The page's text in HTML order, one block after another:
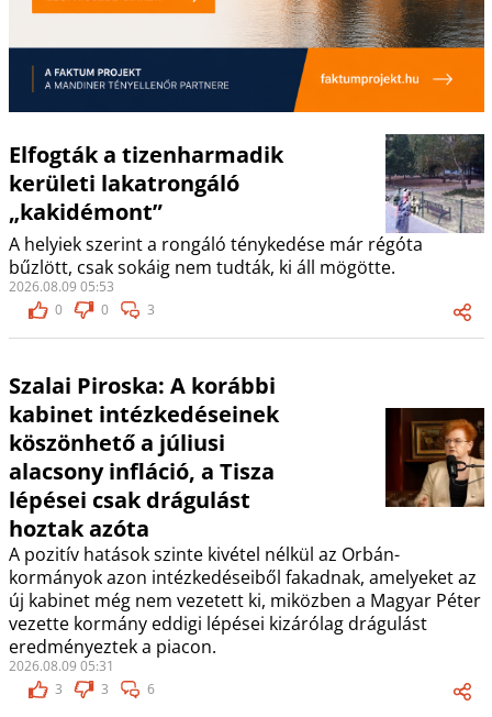
Elfogták a tizenharmadik
kerületi lakatrongáló
„kakidémont”
A helyiek szerint a rongáló ténykedése már régóta
bűzlött, csak sokáig nem tudták, ki áll mögötte.
2026.08.09 05:53
0
0 3
Szalai Piroska: A korábbi
kabinet intézkedéseinek
köszönhető a júliusi
alacsony infláció, a Tisza
lépései csak drágulást
hoztak azóta
A pozitív hatások szinte kivétel nélkül az Orbán-
kormányok azon intézkedéseiből fakadnak, amelyeket az
új kabinet még nem vezetett ki, miközben a Magyar Péter
vezette kormány eddigi lépései kizárólag drágulást
eredményeztek a piacon.
2026.08.09 05:31
3
3 6